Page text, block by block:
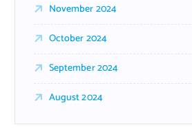
November 2024
October 2024
September 2024
August 2024